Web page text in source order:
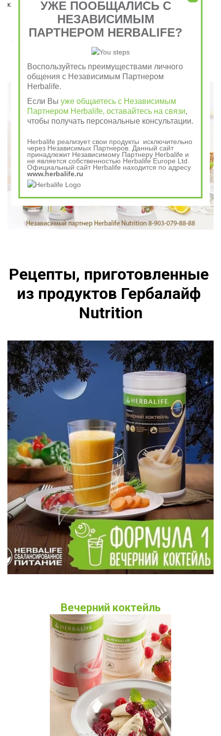
коем случае пропускать нельзя!
Завтрак съешь сам, обед раздели с другом, ужин
Говорили в древности
Рецепты, приготовленные
из продуктов Гербалайф
Nutrition
Вечерний коктейль
УЖЕ ПООБЩАЛИСЬ С
НЕЗАВИСИМЫМ
ПАРТНЕРОМ HERBALIFE?
Воспользуйтесь преимуществами личного
общения с Независимым Партнером
Herbalife.
Если Выуже общаетесь с Независимым
Партнером Herbalife, оставайтесь на связи,
чтобы получать персональные консультации.
Herbalife реализует свои продукты исключительно
через Независимых Партнеров. Данный сайт
принадлежит Независимому Партнеру Herbalife и
не является собственностью Herbalife Europe Ltd.
Официальный сайт Herbalife находится по адресу
www.herbalife.ru